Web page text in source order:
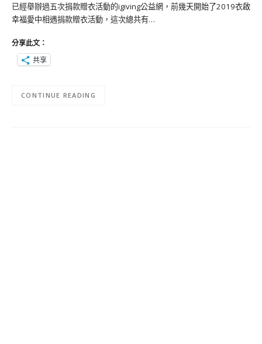
已經舉辦過五次捐款贈衣活動的igiving公益網，前幾天開始了2019衣啟
幸福愛中相遇捐款贈衣活動，這次總共有…
分享此文：
共享
CONTINUE READING